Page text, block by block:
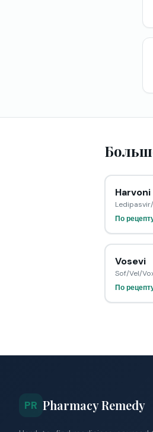
Harvoni
По
Vosevi
Sof/Vel/
По
PR Pharmacy Remedy